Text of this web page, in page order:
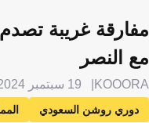
مفارقة غريبة
مع النصر
KOOORA 19 سبتمبر 2024
دوري روشن السعودي